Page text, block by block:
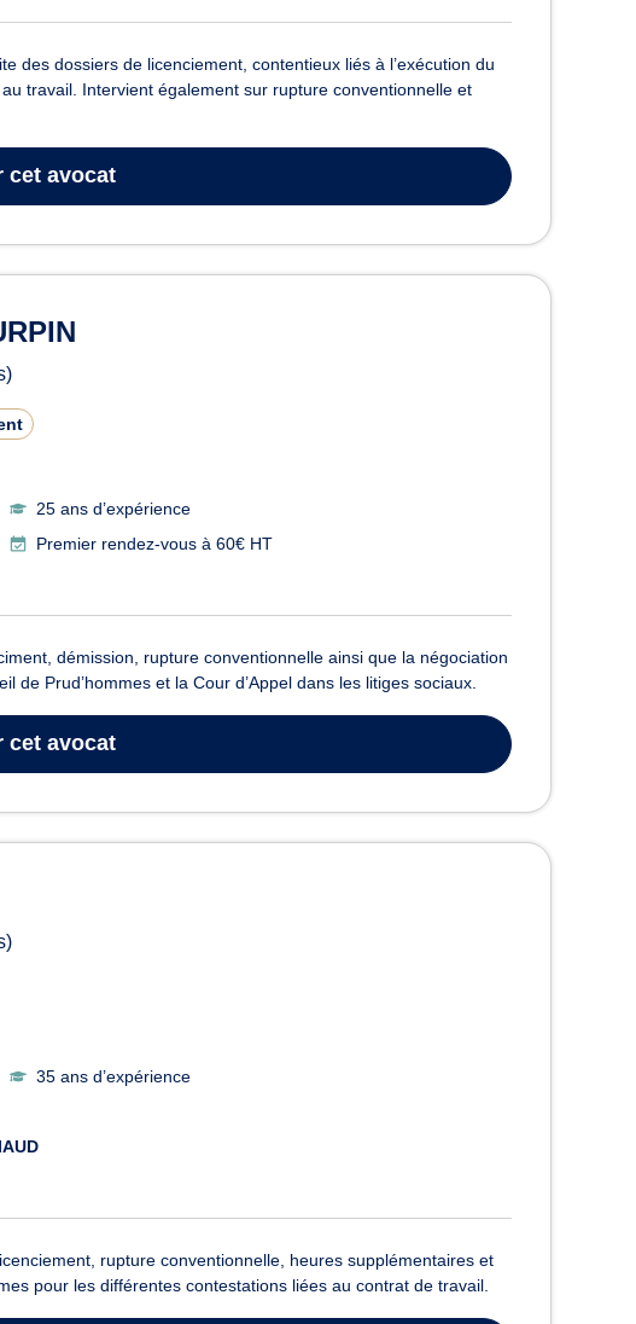
des dossiers de licenciement, contentieux liés à l’exécution du
travail. Intervient également sur rupture conventionnelle et
cet avocat
25 ans d’expérience
Premier rendez-vous à 60€ HT
démission, rupture conventionnelle ainsi que la négociation
Prud’hommes et la Cour d’Appel dans les litiges sociaux.
cet avocat
35 ans d’expérience
rupture conventionnelle, heures supplémentaires et
pour les différentes contestations liées au contrat de travail.